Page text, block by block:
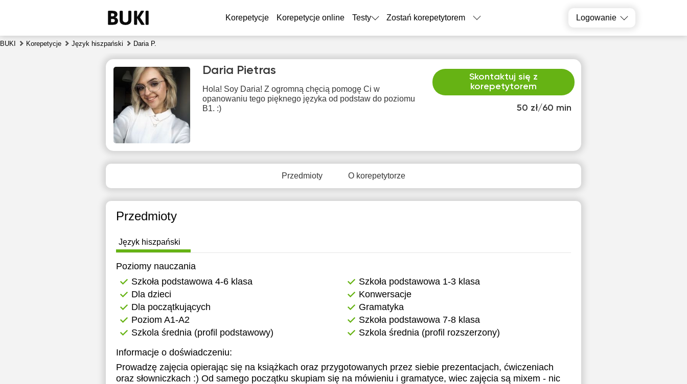
Korepetycje Korepetycje online Testy Zostań korepetytorem Logowanie
BUKI Korepetycje Język hiszpański Daria P.
50 zł/60 min
Skontaktuj się z
korepetytorem
Daria Pietras
Hola! Soy Daria! Z ogromną chęcią pomogę Ci w
opanowaniu tego pięknego języka od podstaw do poziomu
B1. :)
Przedmioty O korepetytorze
Przedmioty
Język hiszpański
Poziomy nauczania
Szkoła podstawowa 4-6 klasa
Szkoła podstawowa 1-3 klasa
Dla dzieci
Konwersacje
Dla początkujących
Gramatyka
Poziom A1-A2
Szkoła podstawowa 7-8 klasa
Szkola średnia (profil podstawowy)
Szkola średnia (profil rozszerzony)
Informacje o doświadczeniu:
Prowadzę zajęcia opierając się na książkach oraz przygotowanych przez siebie prezentacjach, ćwiczeniach
oraz słowniczkach :) Od samego początku skupiam się na mówieniu i gramatyce, wiec zajęcia są mixem - nic
pią
7
8
9
10
11
12
13
dostępnych
dostępnych
Brak
dostępnych
Brak
dostępnych
Brak
dostępnych
dostępnych
dostępnych